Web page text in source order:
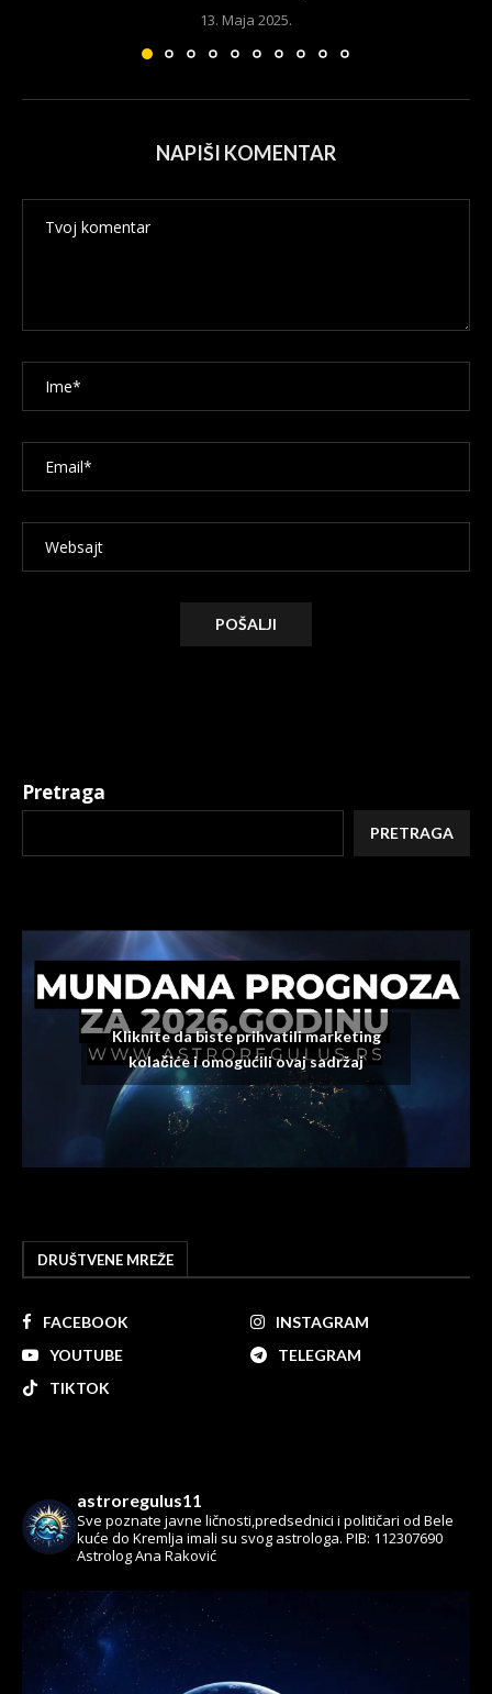
13. Maja 2025.
NAPIŠI KOMENTAR
Pretraga
PRETRAGA
Kliknite da biste prihvatili marketing
kolačiće i omogućili ovaj sadržaj
DRUŠTVENE MREŽE
FACEBOOK
INSTAGRAM
YOUTUBE
TELEGRAM
TIKTOK
astroregulus11
Sve poznate javne ličnosti,predsednici i političari od Bele
kuće do Kremlja imali su svog astrologa. PIB: 112307690
Astrolog Ana Raković